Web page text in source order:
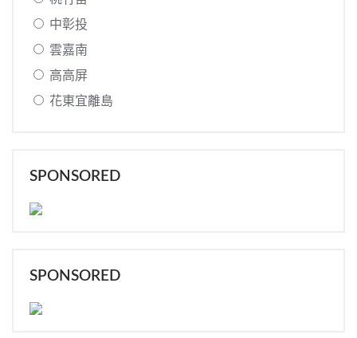
中彰投
雲嘉南
高高屏
花東宜離島
SPONSORED
SPONSORED